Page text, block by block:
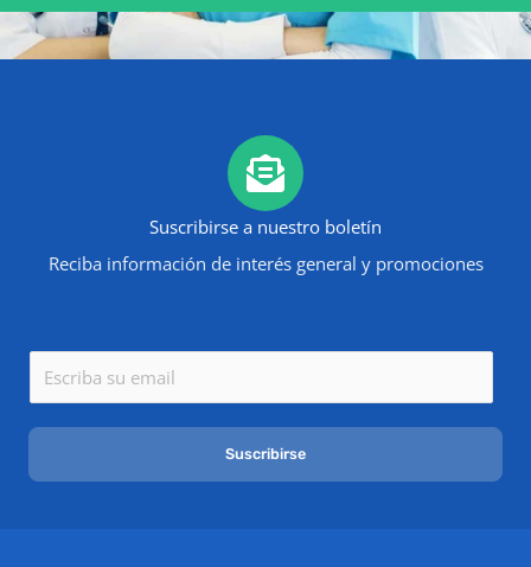
Suscribirse a nuestro boletín
Reciba información de interés general y promociones
m
a
Suscribirse